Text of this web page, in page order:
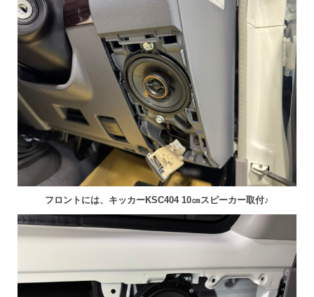
フロントには、キッカーKSC404 10㎝スピーカー取付♪